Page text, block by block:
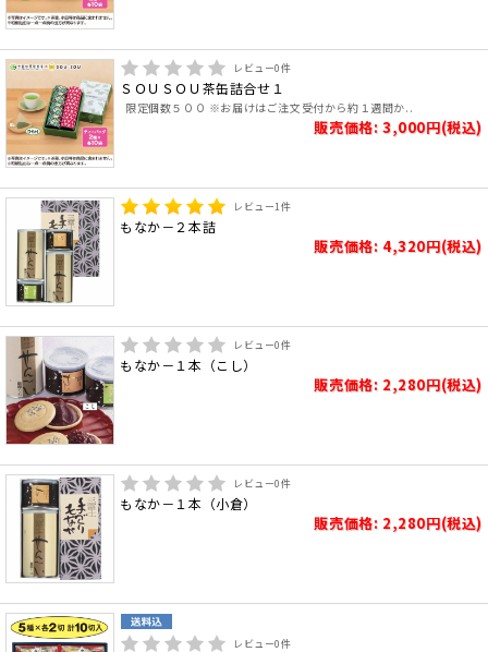
レビュー0件
ＳＯＵＳＯＵ茶缶詰合せ１
限定個数５００ ※お届けはご注文受付から約１週間か..
販売価格: 3,000円(税込)
レビュー1件
もなか－２本詰
販売価格: 4,320円(税込)
レビュー0件
もなか－１本（こし）
販売価格: 2,280円(税込)
レビュー0件
もなか－１本（小倉）
販売価格: 2,280円(税込)
レビュー0件